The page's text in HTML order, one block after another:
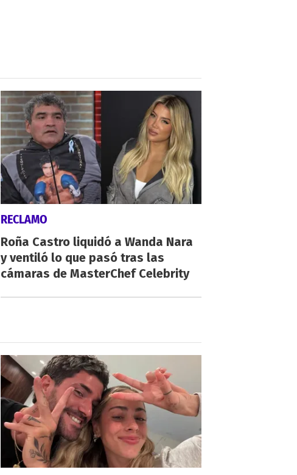
RECLAMO
Roña Castro liquidó a Wanda Nara
y ventiló lo que pasó tras las
cámaras de MasterChef Celebrity